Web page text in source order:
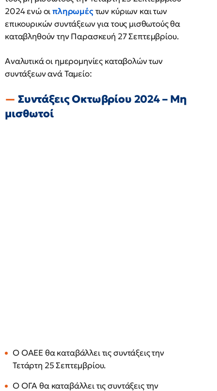
2024 ενώ οιπληρωμέςτων κύριων και των
επικουρικών συντάξεων για τους μισθωτούς θα
καταβληθούν την Παρασκευή 27 Σεπτεμβρίου.
Αναλυτικά οι ημερομηνίες καταβολών των
συντάξεων ανά Ταμείο:
Συντάξεις Οκτωβρίου 2024 – Μη
μισθωτοί
Ο ΟΑΕΕ θα καταβάλλει τις συντάξεις την
Τετάρτη 25 Σεπτεμβρίου.
Ο ΟΓΑ θα καταβάλλει τις συντάξεις την